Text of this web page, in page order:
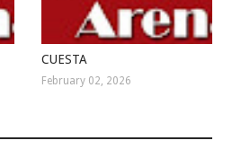
CUESTA
February 02, 2026